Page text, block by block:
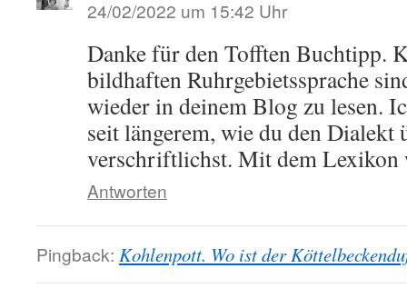
24/02/2022 um 15:42 Uhr
Danke für den Tofften Buchtipp.
bildhaften Ruhrgebietssprache
wieder in deinem Blog zu lesen.
seit längerem, wie du den Dialekt
verschriftlichst. Mit dem Lexikon
Antworten
Pingback: Kohlenpott. Wo ist der